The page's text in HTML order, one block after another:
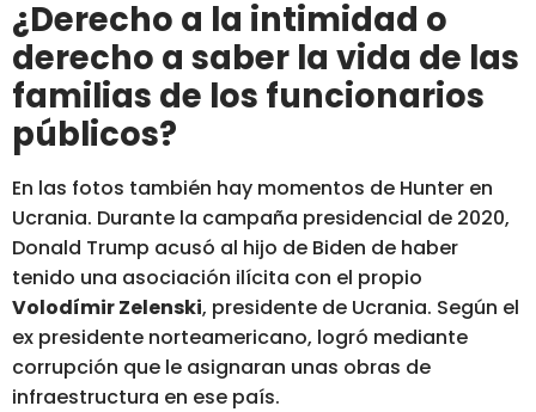
¿Derecho a la intimidad o
derecho a saber la vida de las
familias de los funcionarios
públicos?
En las fotos también hay momentos de Hunter en
Ucrania. Durante la campaña presidencial de 2020,
Donald Trump acusó al hijo de Biden de haber
tenido una asociación ilícita con el propio
Volodímir Zelenski, presidente de Ucrania. Según el
ex presidente norteamericano, logró mediante
corrupción que le asignaran unas obras de
infraestructura en ese país.